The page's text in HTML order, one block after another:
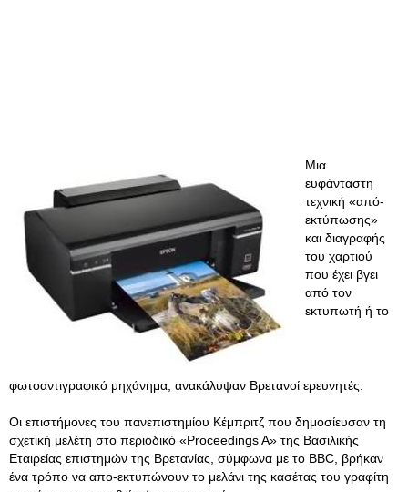
Μια
ευφάνταστη
τεχνική «από-
εκτύπωσης»
και διαγραφής
του χαρτιού
που έχει βγει
από τον
εκτυπωτή ή το
φωτοαντιγραφικό μηχάνημα, ανακάλυψαν Βρετανοί ερευνητές.
Οι επιστήμονες του πανεπιστημίου Κέμπριτζ που δημοσίευσαν τη
σχετική μελέτη στο περιοδικό «Proceedings A» της Βασιλικής
Εταιρείας επιστημών της Βρετανίας, σύμφωνα με το BBC, βρήκαν
ένα τρόπο να απο-εκτυπώνουν το μελάνι της κασέτας του γραφίτη